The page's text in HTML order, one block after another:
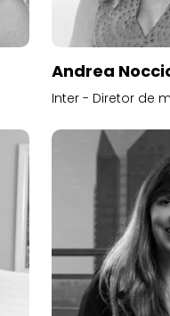
Andrea
Inter - Diretor de